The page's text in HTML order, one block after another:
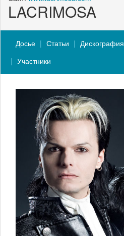
LACRIMOSA
Досье Статьи Дискография
Участники